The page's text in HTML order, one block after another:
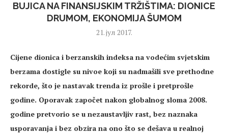
BUJICA NA FINANSIJSKIM TRŽIŠTIMA: DIONICE
DRUMOM, EKONOMIJA ŠUMOM
21. јул 2017.
Cijene dionica i berzanskih indeksa na vodećim svjetskim
berzama dostigle su nivoe koji su nadmašili sve prethodne
rekorde, što je nastavak trenda iz prošle i pretprošle
godine. Oporavak započet nakon globalnog sloma 2008.
godine pretvorio se u nezaustavljiv rast, bez naznaka
usporavanja i bez obzira na ono što se dešava u realnoj